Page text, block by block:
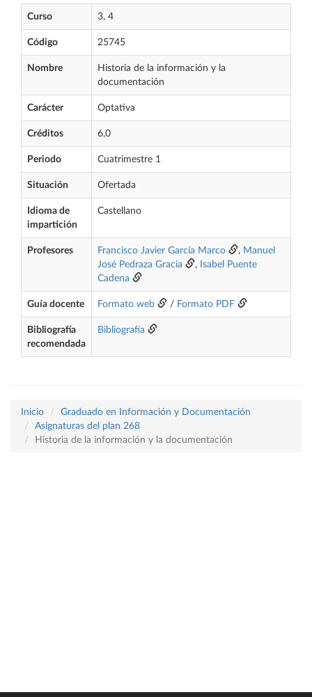
Curso 3, 4
Código 25745
Nombre
Historia de la información y la
documentación
Carácter Optativa
Créditos 6,0
Periodo Cuatrimestre 1
Situación Ofertada
Idioma de
impartición
Castellano
Profesores Francisco Javier García Marco , Manuel
José Pedraza Gracia
, Isabel Puente
Cadena
Guía docente Formato web / Formato PDF
Bibliografía
recomendada
Bibliografía
Inicio
Graduado en Información y Documentación
Asignaturas del plan 268
Historia de la información y la documentación